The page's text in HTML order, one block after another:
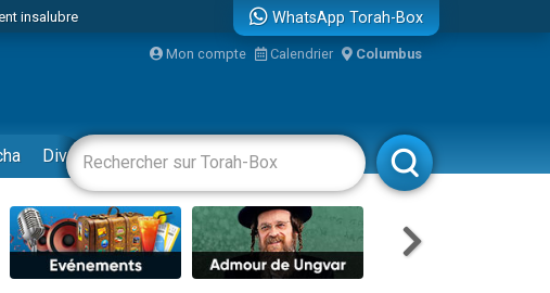
insalubre
violences...
WhatsApp Torah-Box
Mon compte Calendrier Columbus
Divertissements Livres Rabbanim